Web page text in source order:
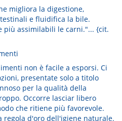
migliora la digestione,
e fluidifica la bile.
più assimilabili le carni."... {cit.
non è facile a esporsi. Ci
presentate solo a titolo
per la qualità della
Occorre lasciar libero
che ritiene più favorevole.
regola d'oro dell'igiene naturale.